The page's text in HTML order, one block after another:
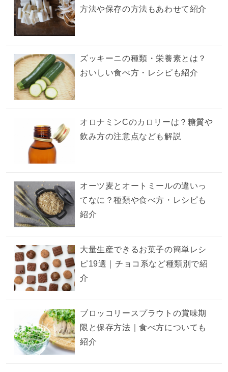
方法や保存の方法もあわせて紹介
ズッキーニの種類・栄養素とは？
おいしい食べ方・レシピも紹介
オロナミンCのカロリーは？糖質や
飲み方の注意点なども解説
オーツ麦とオートミールの違いっ
てなに？種類や食べ方・レシピも
紹介
大量生産できるお菓子の簡単レシ
ピ19選｜チョコ系など種類別で紹
介
ブロッコリースプラウトの賞味期
限と保存方法｜食べ方についても
紹介